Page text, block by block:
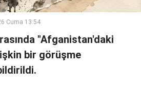
Cuma 13:54
"Afganistan'daki
bir görüşme